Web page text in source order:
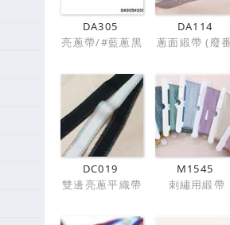
DA305
亮蔥帶/#藍蔥黑
DA114
蔥面緞帶 (廢
DC019
雙邊亮蔥平織帶
M1545
刺繡用緞帶